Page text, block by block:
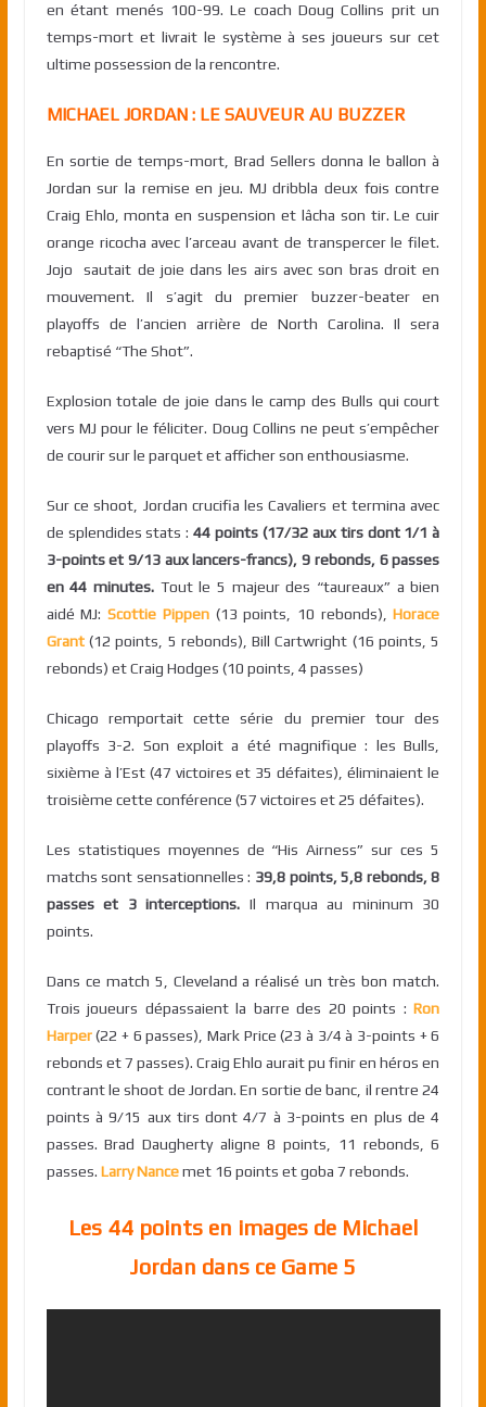
en étant menés 100-99. Le coach Doug Collins prit un
temps-mort et livrait le système à ses joueurs sur cet
ultime possession de la rencontre.
MICHAEL JORDAN : LE SAUVEUR AU BUZZER
En sortie de temps-mort, Brad Sellers donna le ballon à
Jordan sur la remise en jeu. MJ dribbla deux fois contre
Craig Ehlo, monta en suspension et lâcha son tir. Le cuir
orange ricocha avec l’arceau avant de transpercer le filet.
Jojo sautait de joie dans les airs avec son bras droit en
mouvement. Il s’agit du premier buzzer-beater en
playoffs de l’ancien arrière de North Carolina. Il sera
rebaptisé “The Shot”.
Explosion totale de joie dans le camp des Bulls qui court
vers MJ pour le féliciter. Doug Collins ne peut s’empêcher
de courir sur le parquet et afficher son enthousiasme.
Sur ce shoot, Jordan crucifia les Cavaliers et termina avec
de splendides stats :44 points (17/32 aux tirs dont 1/1 à
3-points et 9/13 aux lancers-francs), 9 rebonds, 6 passes
en 44 minutes. Tout le 5 majeur des “taureaux” a bien
aidé MJ:Scottie Pippen(13 points, 10 rebonds),Horace
Grant(12 points, 5 rebonds), Bill Cartwright (16 points, 5
rebonds) et Craig Hodges (10 points, 4 passes)
Chicago remportait cette série du premier tour des
playoffs 3-2. Son exploit a été magnifique : les Bulls,
sixième à l’Est (47 victoires et 35 défaites), éliminaient le
troisième cette conférence (57 victoires et 25 défaites).
Les statistiques moyennes de “His Airness” sur ces 5
matchs sont sensationnelles : 39,8 points, 5,8 rebonds, 8
passes et 3 interceptions. Il marqua au mininum 30
points.
Dans ce match 5, Cleveland a réalisé un très bon match.
Trois joueurs dépassaient la barre des 20 points :Ron
Harper(22 + 6 passes), Mark Price (23 à 3/4 à 3-points + 6
rebonds et 7 passes). Craig Ehlo aurait pu finir en héros en
contrant le shoot de Jordan. En sortie de banc, il rentre 24
points à 9/15 aux tirs dont 4/7 à 3-points en plus de 4
passes. Brad Daugherty aligne 8 points, 11 rebonds, 6
passes. Larry Nance met 16 points et goba 7 rebonds.
Les 44 points en images de Michael
Jordan dans ce Game 5